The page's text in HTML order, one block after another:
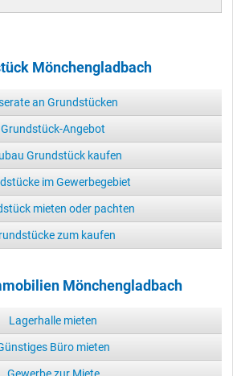
Mönchengladbach
an Grundstücken
Grundstück-Angebot
Grundstück kaufen
im Gewerbegebiet
mieten oder pachten
zum kaufen
Mönchengladbach
Lagerhalle mieten
Büro mieten